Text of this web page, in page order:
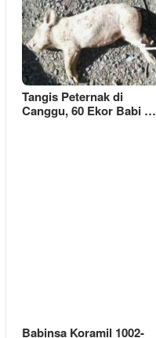
Tangis Peternak di
Canggu, 60 Ekor Babi …
Babinsa Koramil 1002-